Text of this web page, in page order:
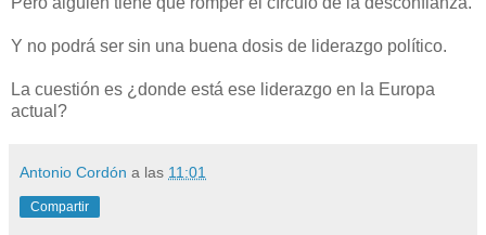
Y no podrá ser sin una buena dosis de liderazgo político.
La cuestión es ¿donde está ese liderazgo en la Europa
actual?
Antonio Cordón a las 11:01
Compartir